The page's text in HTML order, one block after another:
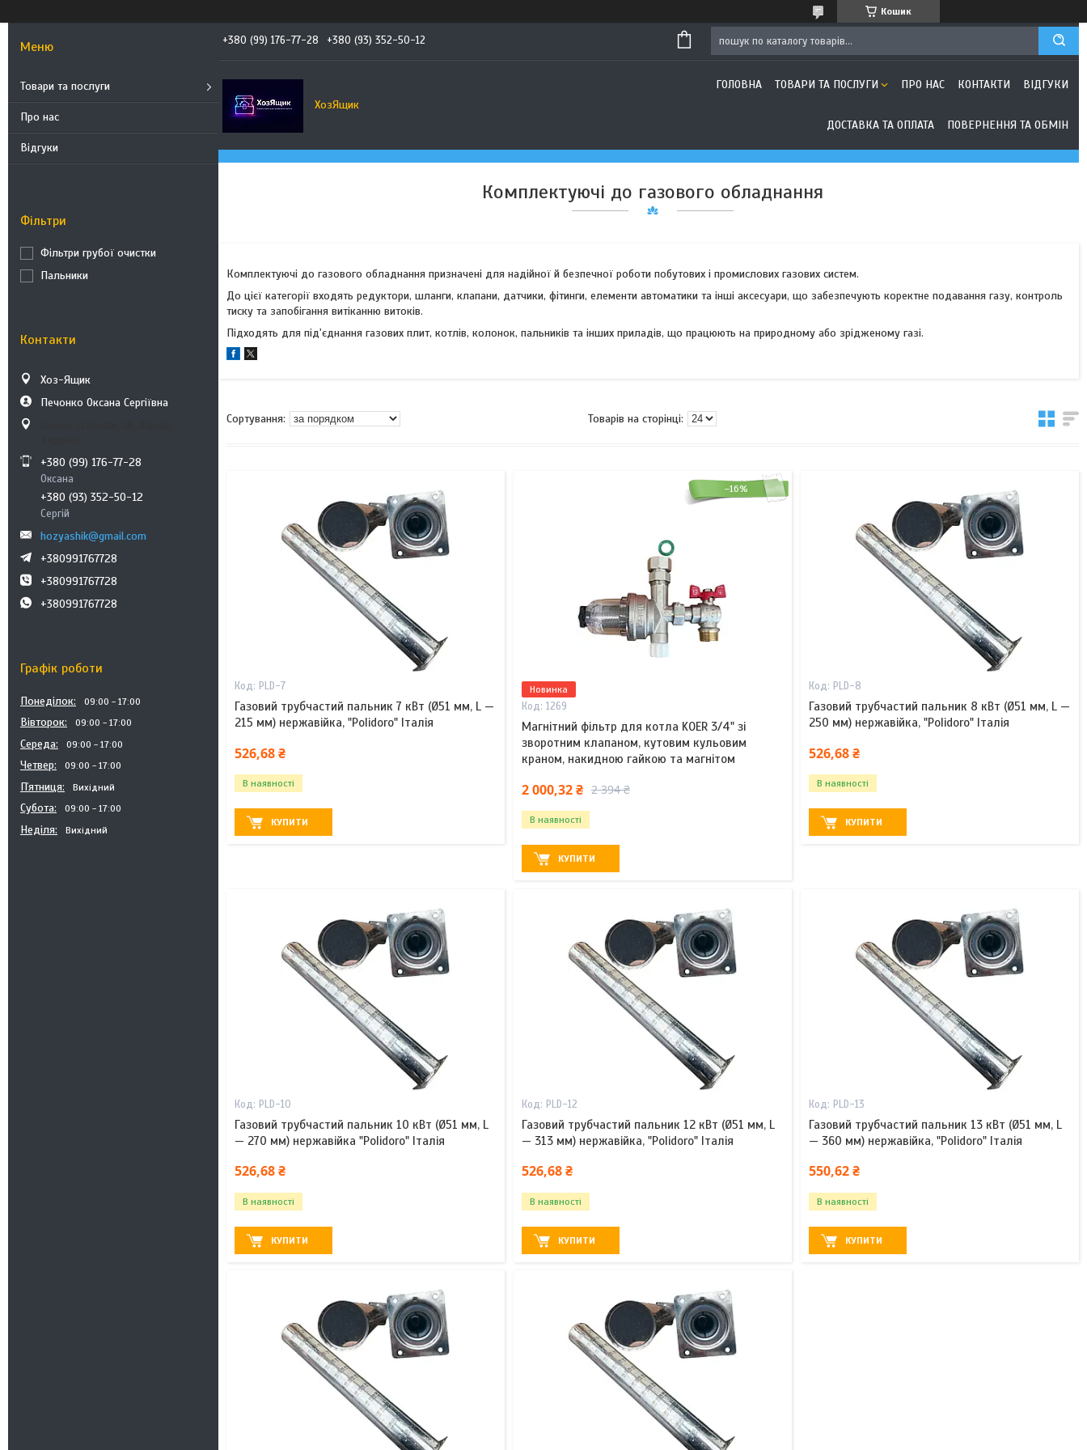
Кошик
Товари та послуги
Про нас
Відгуки
Фільтри
Фільтри грубої очистки
Пальники
Контакти
Хоз-Ящик
Печонко Оксана Сергіївна
+380 (99) 176-77-28
Оксана
+380 (93) 352-50-12
Сергій
hozyashik@gmail.com
+380991767728
+380991767728
+380991767728
Графік роботи
Понеділок 09:00 17:00
Вівторок 09:00 17:00
Середа 09:00 17:00
Четвер 09:00 17:00
Пʼятниця Вихідний
Субота 09:00 17:00
Неділя Вихідний
+380 (99) 176-77-28 +380 (93) 352-50-12
ХозЯщик
ГОЛОВНА ТОВАРИ ТА ПОСЛУГИ ПРО НАС КОНТАКТИ ВІДГУКИ
ДОСТАВКА ТА ОПЛАТА ПОВЕРНЕННЯ ТА ОБМІН
Комплектуючі до газового обладнання
Комплектуючі до газового обладнання призначені для надійної й безпечної роботи побутових і промислових газових систем.
До цієї категорії входять редуктори, шланги, клапани, датчики, фітинги, елементи автоматики та інші аксесуари, що забезпечують коректне подавання газу, контроль
тиску та запобігання витіканню витоків.
Підходять для під'єднання газових плит, котлів, колонок, пальників та інших приладів, що працюють на природному або зрідженому газі.
PLD-7
Газовий трубчастий пальник 7 кВт (Ø51 мм, L —
215 мм) нержавійка, "Polidoro" Італія
526,68 ₴
В наявності
КУПИТИ
–16%
Новинка
1269
Магнітний фільтр для котла KOER 3/4" зі
зворотним клапаном, кутовим кульовим
краном, накидною гайкою та магнітом
2 000,32 ₴ 2 394 ₴
В наявності
КУПИТИ
PLD-8
Газовий трубчастий пальник 8 кВт (Ø51 мм, L —
250 мм) нержавійка, "Polidoro" Італія
526,68 ₴
В наявності
КУПИТИ
PLD-10
Газовий трубчастий пальник 10 кВт (Ø51 мм, L
— 270 мм) нержавійка "Polidoro" Італія
526,68 ₴
В наявності
КУПИТИ
PLD-12
Газовий трубчастий пальник 12 кВт (Ø51 мм, L
— 313 мм) нержавійка, "Polidoro" Італія
526,68 ₴
В наявності
КУПИТИ
PLD-13
Газовий трубчастий пальник 13 кВт (Ø51 мм, L
— 360 мм) нержавійка, "Polidoro" Італія
550,62 ₴
В наявності
КУПИТИ